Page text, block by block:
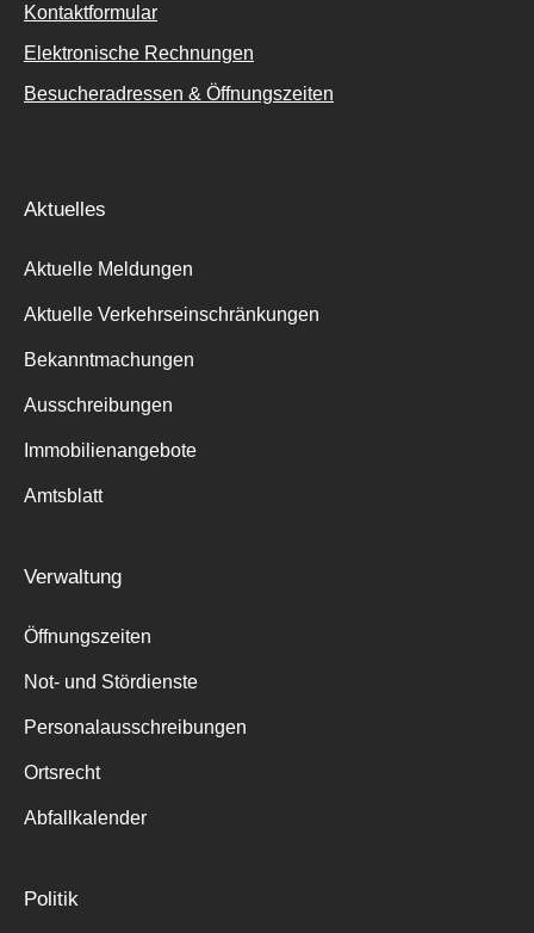
Kontaktformular
Elektronische Rechnungen
Besucheradressen & Öffnungszeiten
Aktuelles
Aktuelle Meldungen
Aktuelle Verkehrseinschränkungen
Bekanntmachungen
Ausschreibungen
Immobilienangebote
Amtsblatt
Verwaltung
Öffnungszeiten
Not- und Stördienste
Personalausschreibungen
Ortsrecht
Abfallkalender
Politik